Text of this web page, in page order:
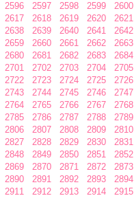
2596 2597 2598 2599 2600
2617 2618 2619 2620 2621
2638 2639 2640 2641 2642
2659 2660 2661 2662 2663
2680 2681 2682 2683 2684
2701 2702 2703 2704 2705
2722 2723 2724 2725 2726
2743 2744 2745 2746 2747
2764 2765 2766 2767 2768
2785 2786 2787 2788 2789
2806 2807 2808 2809 2810
2827 2828 2829 2830 2831
2848 2849 2850 2851 2852
2869 2870 2871 2872 2873
2890 2891 2892 2893 2894
2911 2912 2913 2914 2915